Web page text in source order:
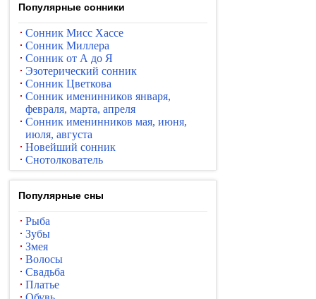
Популярные сонники
Сонник Мисс Хассе
Сонник Миллера
Сонник от А до Я
Эзотерический сонник
Сонник Цветкова
Сонник именинников января,
февраля, марта, апреля
Сонник именинников мая, июня,
июля, августа
Новейший сонник
Снотолкователь
Популярные сны
Рыба
Зубы
Змея
Волосы
Свадьба
Платье